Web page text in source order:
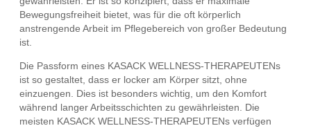
Bewegungsfreiheit bietet, was für die oft körperlich
anstrengende Arbeit im Pflegebereich von großer Bedeutung
ist.
Die Passform eines KASACK WELLNESS-THERAPEUTENs
ist so gestaltet, dass er locker am Körper sitzt, ohne
einzuengen. Dies ist besonders wichtig, um den Komfort
während langer Arbeitsschichten zu gewährleisten. Die
meisten KASACK WELLNESS-THERAPEUTENs verfügen